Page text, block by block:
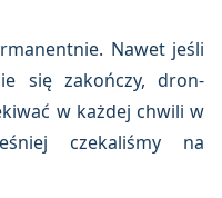
Nawet jeśli
się zakończy, dron-
w każdej chwili w
czekaliśmy na